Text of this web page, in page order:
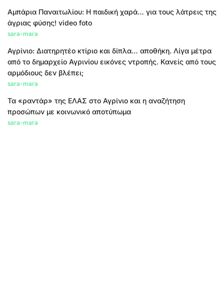
Αμπάρια Παναιτωλίου: Η παιδική χαρά… για τους λάτρεις της
άγριας φύσης! video foto
sara-mara
Αγρίνιο: Διατηρητέο κτίριο και δίπλα… αποθήκη. Λίγα μέτρα
από το δημαρχείο Αγρινίου εικόνες ντροπής. Κανείς από τους
αρμόδιους δεν βλέπει;
sara-mara
Τα «ραντάρ» της ΕΛΑΣ στο Αγρίνιο και η αναζήτηση
προσώπων με κοινωνικό αποτύπωμα
sara-mara